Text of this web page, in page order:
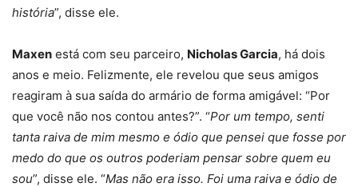
história”, disse ele.
Maxen está com seu parceiro, Nicholas Garcia, há dois
anos e meio. Felizmente, ele revelou que seus amigos
reagiram à sua saída do armário de forma amigável: “Por
que você não nos contou antes?”. “Por um tempo, senti
tanta raiva de mim mesmo e ódio que pensei que fosse por
medo do que os outros poderiam pensar sobre quem eu
sou”, disse ele. “Mas não era isso. Foi uma raiva e ódio de